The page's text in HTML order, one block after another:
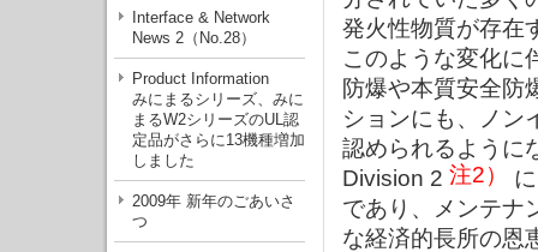
Interface & Network
News 2（No.28）
Product Information
みにまるシリーズ、みに
まるW2シリーズのUL認
定品がさらに13機種増加
しました
2009年 新年のごあいさ
つ
発火性物質が存在
このような変化に
防爆や本質安全防
ションにも、ノン
認められるように
Division 2 注2）
であり、メンテナ
な経済的長所の恩